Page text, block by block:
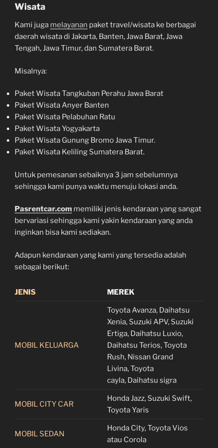
Wisata
Kami juga melayanan paket travel/wisata ke berbagai
daerah wisata di Jakarta, Banten, Jawa Barat, Jawa
Tengah, Jawa Timur, dan Sumatera Barat.
Misalnya:
Paket Wisata Tangkuban Perahu Jawa Barat
Paket Wisata Anyer Banten
Paket Wisata Pelabuhan Ratu
Paket Wisata Yogyakarta
Paket Wisata Gunung Bromo Jawa Timur.
Paket Wisata Keliling Sumatera Barat.
Untuk pemesanan sebaiknya 3 jam sebelumnya
sehingga kami punya waktu menuju lokasi anda.
Pasrentcar.com memiliki jenis kendaraan yang sangat
bervariasi sehingga kami yakin kendaraan yang anda
inginkan bisa kami sediakan.
Adapun kendaraan yang kami yang tersedia adalah
sebagai berikut:
JENIS MEREK
MOBIL KELUARGA
Toyota Avanza, Daihatsu
Xenia, Suzuki APV, Suzuki
Ertiga, Daihatsu Luxio,
Daihatsu Terios, Toyota
Rush, Nissan Grand
Livina, Toyota
cayla, Daihatsu sigra
MOBIL CITY CAR
Honda Jazz, Suzuki Swift,
Toyota Yaris
MOBIL SEDAN
Honda City, Toyota Vios
atau Corola